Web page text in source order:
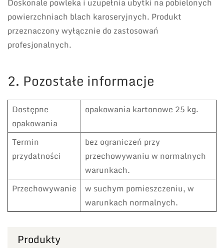
powierzchniach blach karoseryjnych. Produkt
przeznaczony wyłącznie do zastosowań
profesjonalnych.
2. Pozostałe informacje
Dostępne
opakowania
opakowania kartonowe 25 kg.
Termin
przydatności
bez ograniczeń przy
przechowywaniu w normalnych
warunkach.
Przechowywanie
w suchym pomieszczeniu, w
warunkach normalnych.
Produkty